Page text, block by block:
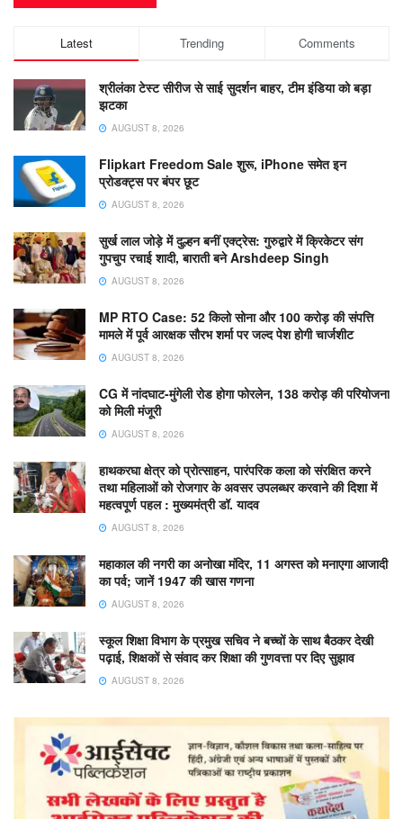
Latest Trending Comments
श्रीलंका टेस्ट सीरीज से साई सुदर्शन बाहर, टीम इंडिया को बड़ा
झटका
AUGUST 8, 2026
Flipkart Freedom Sale शुरू, iPhone समेत इन
प्रोडक्ट्स पर बंपर छूट
AUGUST 8, 2026
सुर्ख लाल जोड़े में दुल्हन बनीं एक्ट्रेस: गुरुद्वारे में क्रिकेटर संग
गुपचुप रचाई शादी, बाराती बने Arshdeep Singh
AUGUST 8, 2026
MP RTO Case: 52 किलो सोना और 100 करोड़ की संपत्ति
मामले में पूर्व आरक्षक सौरभ शर्मा पर जल्द पेश होगी चार्जशीट
AUGUST 8, 2026
CG में नांदघाट-मुंगेली रोड होगा फोरलेन, 138 करोड़ की परियोजना
को मिली मंजूरी
AUGUST 8, 2026
हाथकरघा क्षेत्र को प्रोत्साहन, पारंपरिक कला को संरक्षित करने
तथा महिलाओं को रोजगार के अवसर उपलब्धर करवाने की दिशा में
महत्वपूर्ण पहल : मुख्यमंत्री डॉ. यादव
AUGUST 8, 2026
महाकाल की नगरी का अनोखा मंदिर, 11 अगस्त को मनाएगा आजादी
का पर्व; जानें 1947 की खास गणना
AUGUST 8, 2026
स्कूल शिक्षा विभाग के प्रमुख सचिव ने बच्चों के साथ बैठकर देखी
पढ़ाई, शिक्षकों से संवाद कर शिक्षा की गुणवत्ता पर दिए सुझाव
AUGUST 8, 2026